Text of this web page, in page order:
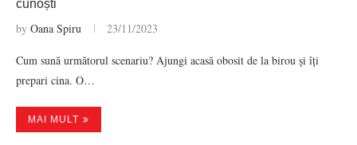
cunoști
by Oana Spiru 23/11/2023
Cum sună următorul scenariu? Ajungi acasă obosit de la birou și îți
prepari cina. O…
MAI MULT